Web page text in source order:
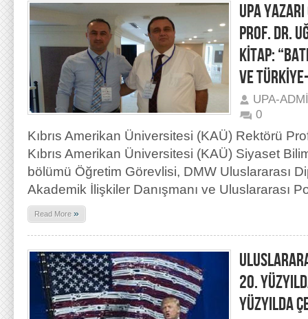
UPA
PROF. DR.
KİTAP:
VE
UPA-
0
Kıbrıs Amerikan Üniversitesi (KAÜ) Rektörü
Kıbrıs Amerikan Üniversitesi (KAÜ) Siyaset
bölümü Öğretim Görevlisi, DMW Uluslararası
Akademik İlişkiler Danışmanı ve Uluslararası
Read More »
20.
YÜZYILDA